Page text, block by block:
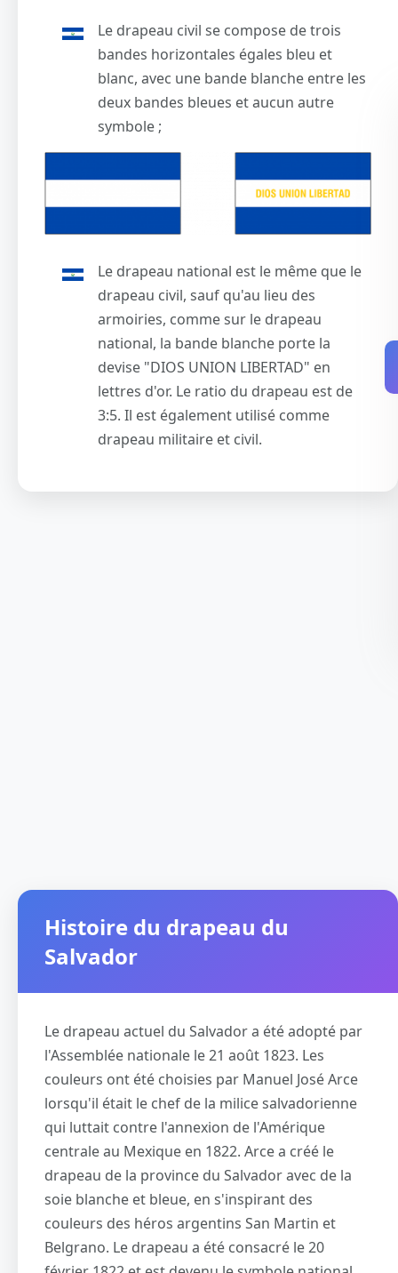
Le drapeau civil se compose de trois
bandes horizontales égales bleu et
blanc, avec une bande blanche entre les
deux bandes bleues et aucun autre
symbole ;
Le drapeau national est le même que le
drapeau civil, sauf qu'au lieu des
armoiries, comme sur le drapeau
national, la bande blanche porte la
devise "DIOS UNION LIBERTAD" en
lettres d'or. Le ratio du drapeau est de
3:5. Il est également utilisé comme
drapeau militaire et civil.
Histoire du drapeau du
Salvador
Le drapeau actuel du Salvador a été adopté par
l'Assemblée nationale le 21 août 1823. Les
couleurs ont été choisies par Manuel José Arce
lorsqu'il était le chef de la milice salvadorienne
qui luttait contre l'annexion de l'Amérique
centrale au Mexique en 1822. Arce a créé le
drapeau de la province du Salvador avec de la
soie blanche et bleue, en s'inspirant des
couleurs des héros argentins San Martin et
Belgrano. Le drapeau a été consacré le 20